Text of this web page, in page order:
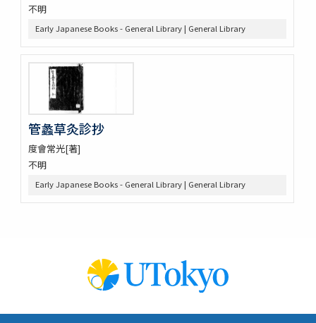
不明
Early Japanese Books - General Library | General Library
管蠡草灸診抄
度會常光[著]
不明
Early Japanese Books - General Library | General Library